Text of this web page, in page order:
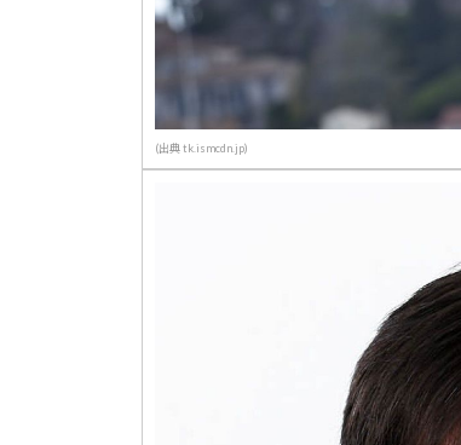
(出典 tk.ismcdn.jp)